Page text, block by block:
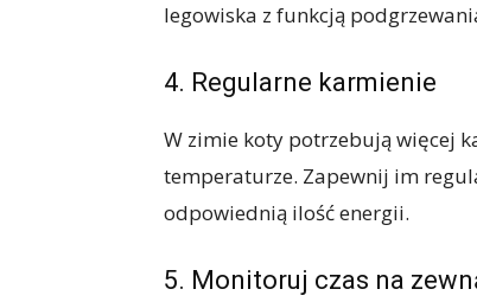
legowiska z funkcją
4. Regularne karmienie
W zimie koty potrzebują więcej
temperaturze. Zapewnij im
odpowiednią ilość energii.
5. Monitoruj czas na